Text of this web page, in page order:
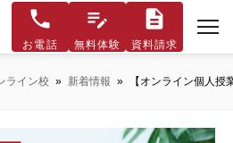
お電話 無料体験 資料請求
ライン校 » 新着情報 » 【オンライン個人